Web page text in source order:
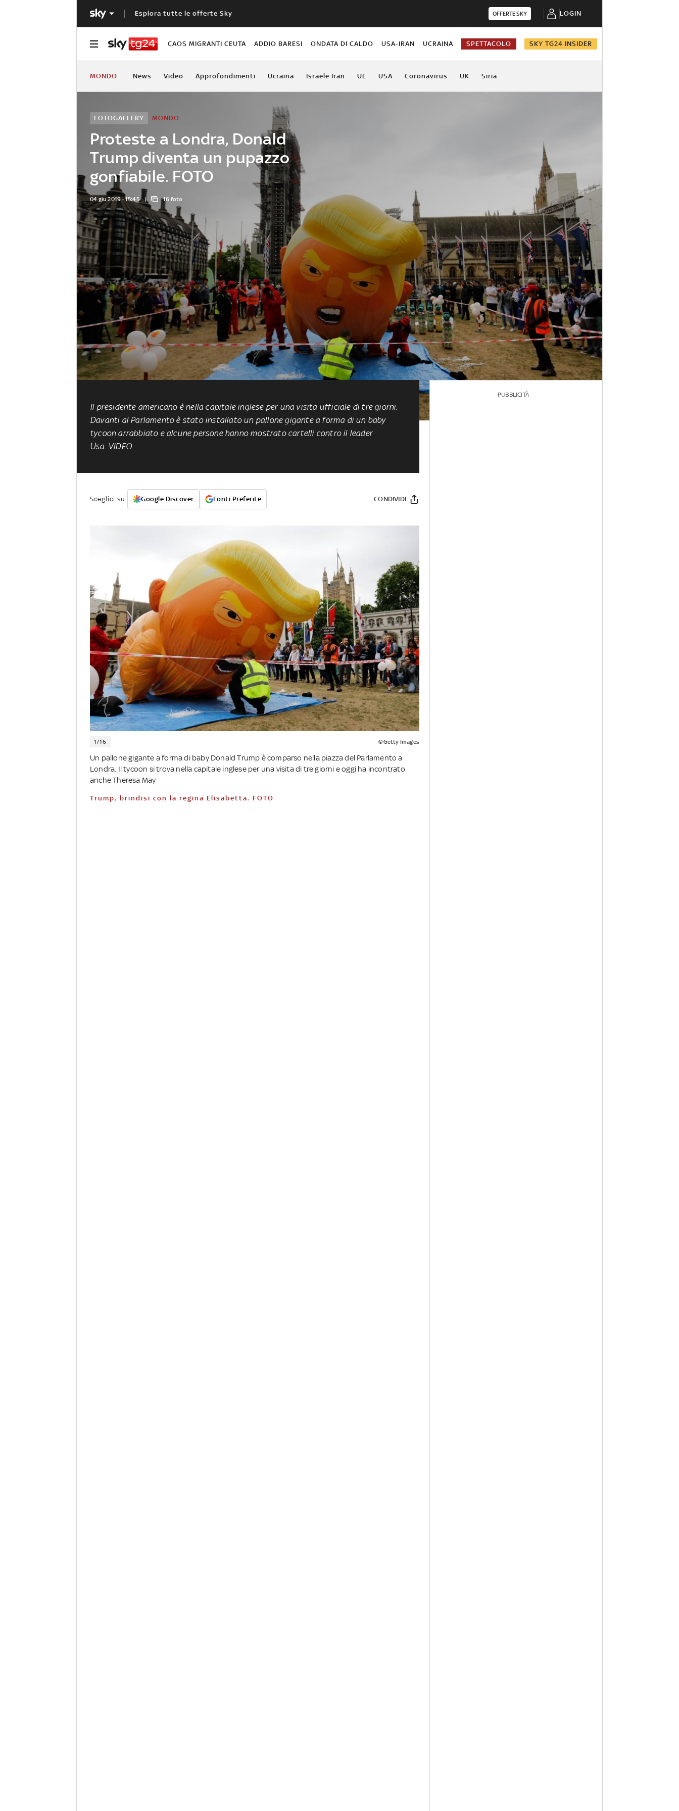
Esplora tutte le offerte Sky OFFERTE SKY LOGIN
CAOS MIGRANTI CEUTA ADDIO BARESI ONDATA DI CALDO USA-IRAN UCRAINA SPETTACOLO SKY TG24 INSIDER
MONDO News Video Approfondimenti Ucraina Israele Iran UE USA Coronavirus UK Siria
Proteste a Londra, Donald
Trump diventa un pupazzo
gonfiabile. FOTO
MONDO
FOTOGALLERY
04 giu 2019 - 15:45 16 foto
Il presidente americano è nella capitale inglese per una visita ufficiale di tre giorni.
Davanti al Parlamento è stato installato un pallone gigante a forma di un baby
tycoon arrabbiato e alcune persone hanno mostrato cartelli contro il leader
Usa. VIDEO
Sceglici su: Google Discover Fonti Preferite CONDIVIDI
1/16 ©Getty Images
Un pallone gigante a forma di baby Donald Trump è comparso nella piazza del Parlamento a
Londra. Il tycoon si trova nella capitale inglese per una visita di tre giorni e oggi ha incontrato
anche Theresa May
Trump, brindisi con la regina Elisabetta. FOTO
PUBBLICITÀ